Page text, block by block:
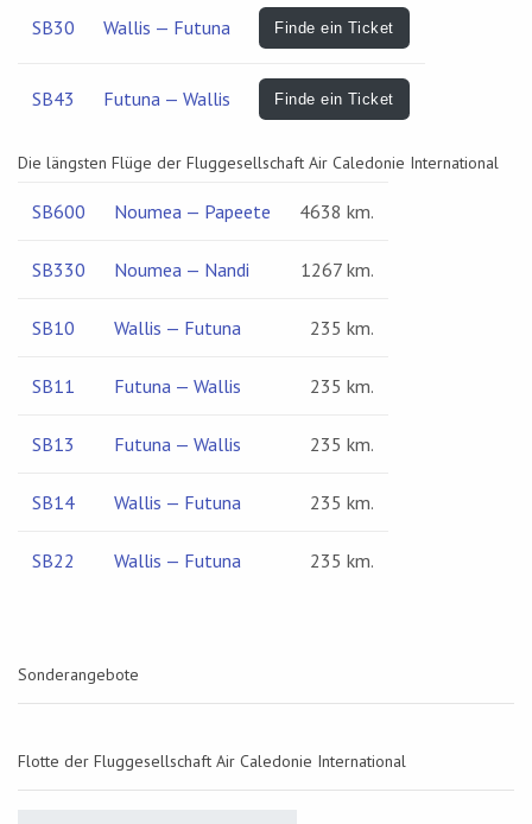
SB30 Wallis — Futuna Finde ein Ticket
SB43 Futuna — Wallis Finde ein Ticket
Die längsten Flüge der Fluggesellschaft Air Caledonie International
SB600 Noumea — Papeete 4638 km.
SB330 Noumea — Nandi 1267 km.
SB10 Wallis — Futuna 235 km.
SB11 Futuna — Wallis 235 km.
SB13 Futuna — Wallis 235 km.
SB14 Wallis — Futuna 235 km.
SB22 Wallis — Futuna 235 km.
Sonderangebote
Flotte der Fluggesellschaft Air Caledonie International